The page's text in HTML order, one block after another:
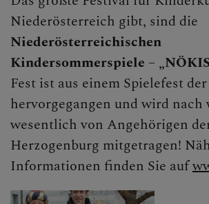
Niederösterreich gibt, sind die
Niederösterreichischen
Kindersommerspiele –
Fest ist aus einem Spielefest
hervorgegangen und wird nach
wesentlich von Angehörigen
Herzogenburg mitgetragen!
Informationen finden Sie auf